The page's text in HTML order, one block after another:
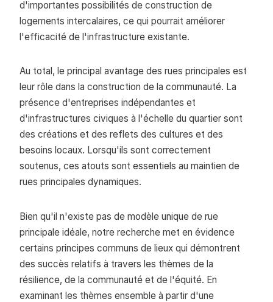
d'importantes possibilités de construction de
logements intercalaires, ce qui pourrait améliorer
l'efficacité de l'infrastructure existante.
Au total, le principal avantage des rues principales est
leur rôle dans la construction de la communauté. La
présence d'entreprises indépendantes et
d'infrastructures civiques à l'échelle du quartier sont
des créations et des reflets des cultures et des
besoins locaux. Lorsqu'ils sont correctement
soutenus, ces atouts sont essentiels au maintien de
rues principales dynamiques.
Bien qu'il n'existe pas de modèle unique de rue
principale idéale, notre recherche met en évidence
certains principes communs de lieux qui démontrent
des succès relatifs à travers les thèmes de la
résilience, de la communauté et de l'équité. En
examinant les thèmes ensemble à partir d'une